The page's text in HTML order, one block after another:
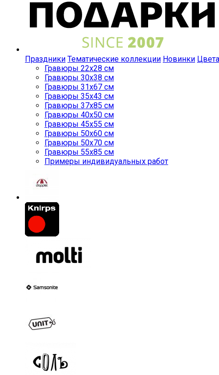
Праздники Тематические коллекции Новинки Цвета
Гравюры 22x28 см
Гравюры 30x38 см
Гравюры 31x67 см
Гравюры 35x43 см
Гравюры 37x85 см
Гравюры 40x50 см
Гравюры 45x55 см
Гравюры 50x60 см
Гравюры 50x70 см
Гравюры 55x85 см
Примеры индивидуальных работ